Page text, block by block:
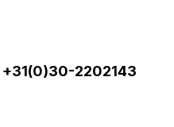
+31(0)30-2202143